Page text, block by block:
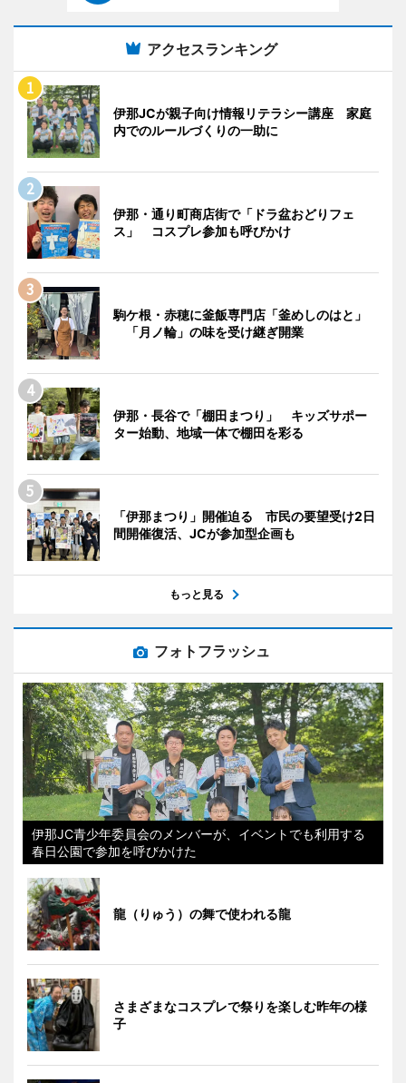
アクセスランキング
伊那JCが親子向け情報リテラシー講座 家庭
内でのルールづくりの一助に
伊那・通り町商店街で「ドラ盆おどりフェ
ス」 コスプレ参加も呼びかけ
駒ケ根・赤穂に釜飯専門店「釜めしのはと」
「月ノ輪」の味を受け継ぎ開業
伊那・長谷で「棚田まつり」 キッズサポー
ター始動、地域一体で棚田を彩る
「伊那まつり」開催迫る 市民の要望受け2日
間開催復活、JCが参加型企画も
もっと見る
フォトフラッシュ
伊那JC青少年委員会のメンバーが、イベントでも利用する
春日公園で参加を呼びかけた
龍（りゅう）の舞で使われる龍
さまざまなコスプレで祭りを楽しむ昨年の様
子